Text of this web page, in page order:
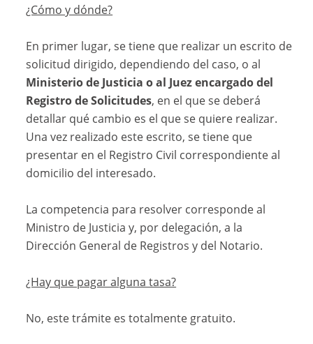
¿Cómo y dónde?
En primer lugar, se tiene que realizar un escrito de
solicitud dirigido, dependiendo del caso, o al
Ministerio de Justicia o al Juez encargado del
Registro de Solicitudes, en el que se deberá
detallar qué cambio es el que se quiere realizar.
Una vez realizado este escrito, se tiene que
presentar en el Registro Civil correspondiente al
domicilio del interesado.
La competencia para resolver corresponde al
Ministro de Justicia y, por delegación, a la
Dirección General de Registros y del Notario.
¿Hay que pagar alguna tasa?
No, este trámite es totalmente gratuito.